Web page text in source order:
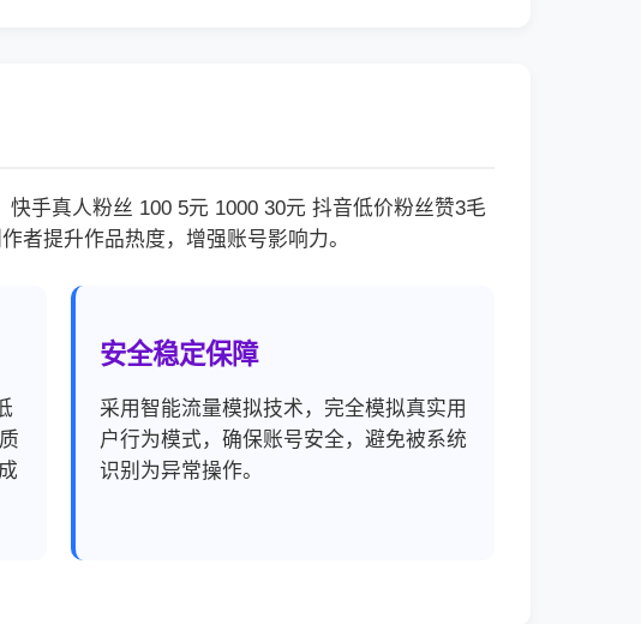
手真人粉丝 100 5元 1000 30元 抖音低价粉丝赞3毛
者提升作品热度，增强账号影响力。
安全稳定保障
采用智能流量模拟技术，完全模拟真实用
户行为模式，确保账号安全，避免被系统
识别为异常操作。